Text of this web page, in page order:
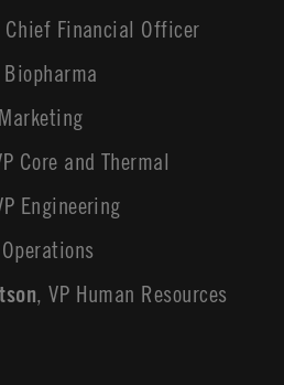
Chief Financial Officer
Biopharma
Core and Thermal
Engineering
, VP Human Resources